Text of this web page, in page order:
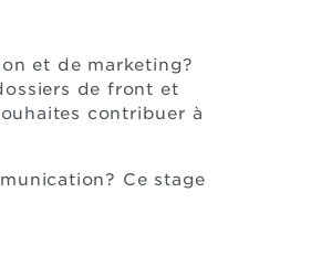
et de marketing?
de front et
contribuer à
Ce stage